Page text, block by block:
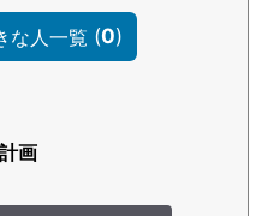
な人一覧 (0)
画